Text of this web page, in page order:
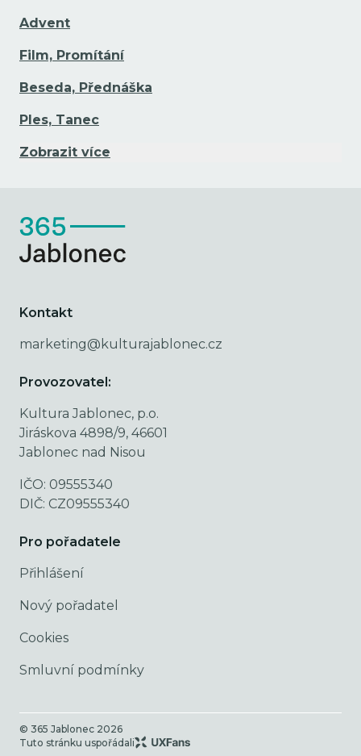
Advent
Film, Promítání
Beseda, Přednáška
Ples, Tanec
Zobrazit více
Kontakt
marketing@kulturajablonec.cz
Provozovatel:
Kultura Jablonec, p.o.
Jiráskova 4898/9, 46601
Jablonec nad Nisou
IČO: 09555340
DIČ: CZ09555340
Pro pořadatele
Přihlášení
Nový pořadatel
Cookies
Smluvní podmínky
© 365 Jablonec 2026
Tuto stránku uspořádali